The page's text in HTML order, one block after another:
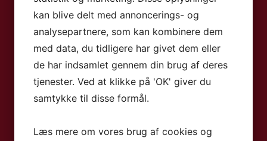
Hotellet har en fantastisk
del Carmen, der ligger langs
få minutters gang fra stranden, gør
dukkert i vandet eller bare nyde den
Relaxia Olivina det perfekte sted
af Relaxia Olivina kan du finde et
opleve hvad byen Puerto del
kan blive delt med annoncerings- og
analysepartnere, som kan kombinere dem
med data, du tidligere har givet dem eller
de har indsamlet gennem din brug af deres
tjenester. Ved at klikke på 'OK' giver du
samtykke til disse formål.
Læs mere om vores brug af cookies og